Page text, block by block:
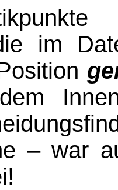
im
– war